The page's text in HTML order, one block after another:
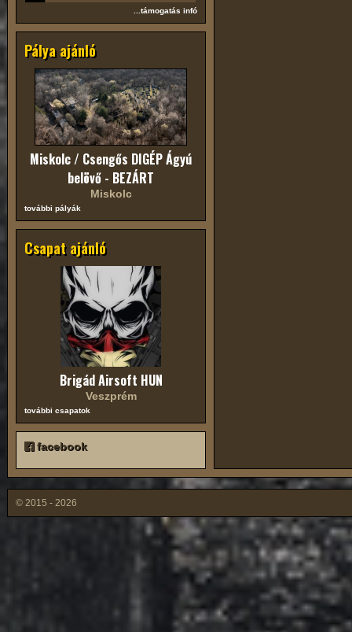
...támogatás infó
Pálya ajánló
Miskolc / Csengős DIGÉP Ágyú
belövő - BEZÁRT
Miskolc
további pályák
Csapat ajánló
Brigád Airsoft HUN
Veszprém
további csapatok
facebook
© 2015 - 2026